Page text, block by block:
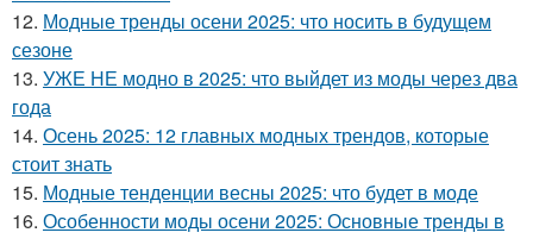
12. Модные тренды осени 2025: что носить в будущем
сезоне
13. УЖЕ НЕ модно в 2025: что выйдет из моды через два
года
14. Осень 2025: 12 главных модных трендов, которые
стоит знать
15. Модные тенденции весны 2025: что будет в моде
16. Особенности моды осени 2025: Основные тренды в